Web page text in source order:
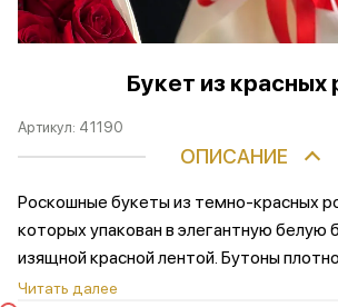
Букет из красных
Артикул: 41190
ОПИСАНИЕ
Роскошные букеты из темно-красных
которых упакован в элегантную белую
изящной красной лентой. Бутоны
создавая эффектный и выразительный
Читать далее